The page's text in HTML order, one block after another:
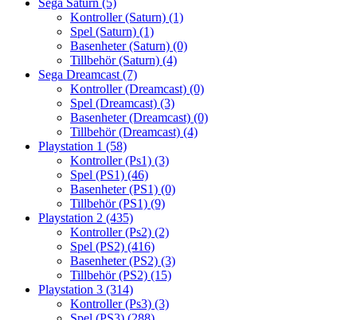
Sega Saturn (5)
Kontroller (Saturn) (1)
Spel (Saturn) (1)
Basenheter (Saturn) (0)
Tillbehör (Saturn) (4)
Sega Dreamcast (7)
Kontroller (Dreamcast) (0)
Spel (Dreamcast) (3)
Basenheter (Dreamcast) (0)
Tillbehör (Dreamcast) (4)
Playstation 1 (58)
Kontroller (Ps1) (3)
Spel (PS1) (46)
Basenheter (PS1) (0)
Tillbehör (PS1) (9)
Playstation 2 (435)
Kontroller (Ps2) (2)
Spel (PS2) (416)
Basenheter (PS2) (3)
Tillbehör (PS2) (15)
Playstation 3 (314)
Kontroller (Ps3) (3)